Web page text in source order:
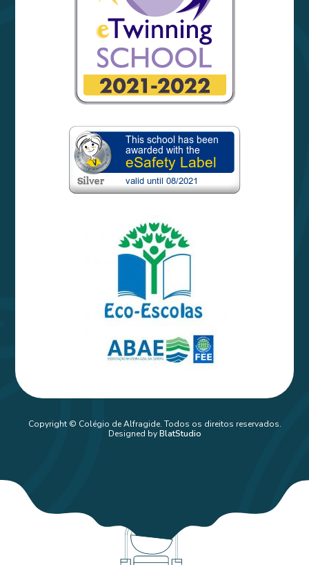
Copyright © Colégio de Alfragide. Todos os direitos reservados.
Designed byBlatStudio